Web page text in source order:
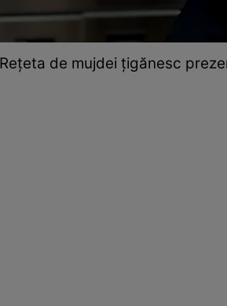
Rețeta de mujdei țigănesc